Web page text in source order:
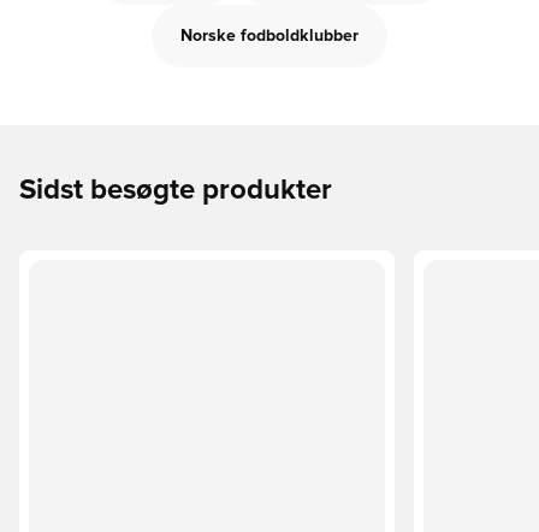
Norske fodboldklubber
Sidst besøgte produkter